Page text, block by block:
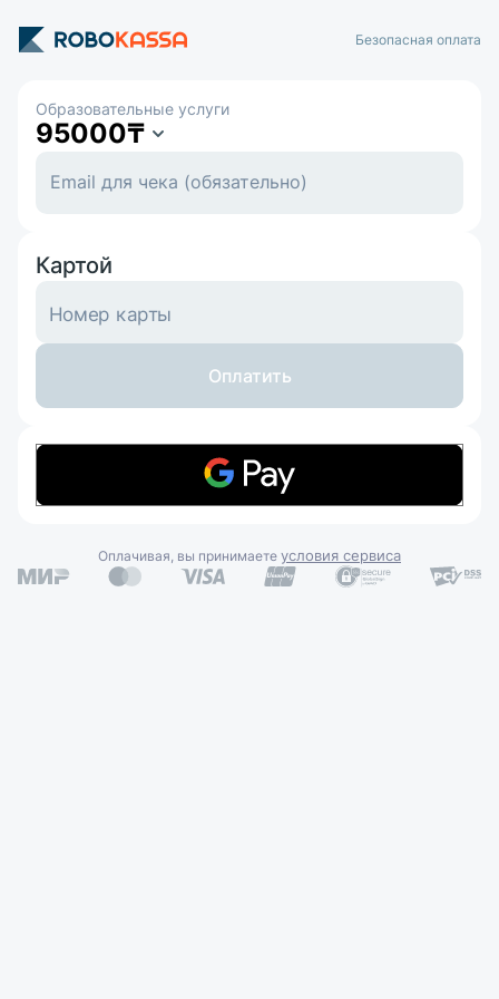
Безопасная оплата
Образовательные услуги
95000₸
Картой
Номер карты
Оплатить
Оплачивая, вы принимаете условия сервиса